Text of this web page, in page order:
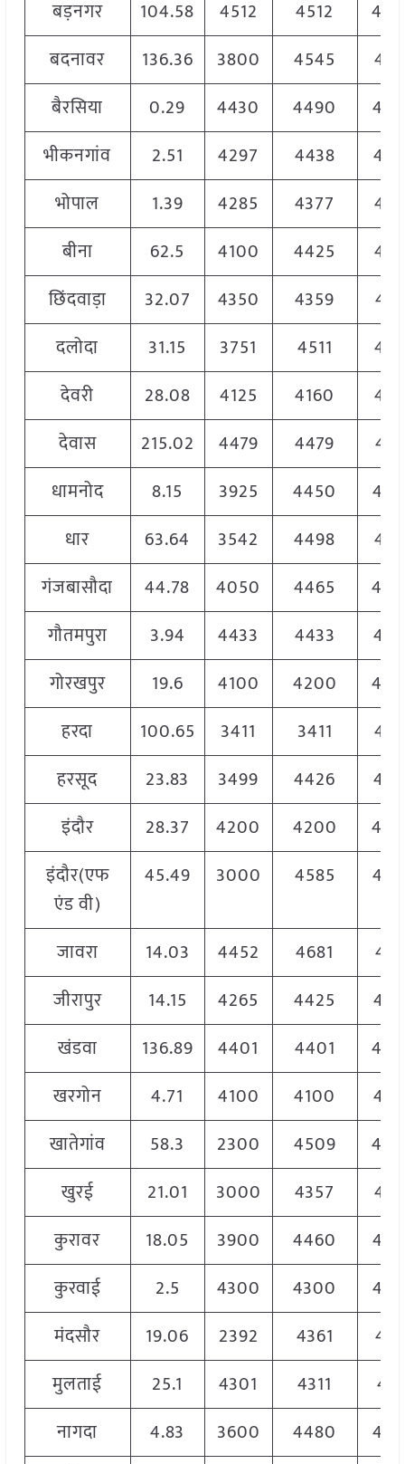
बड़नगर 104.58 4512 4512
बदनावर
136.36 3800 4545
बैरसिया
0.29 4430 4490
भीकनगांव
2.51 4297 4438
भोपाल
1.39 4285 4377
बीना
62.5 4100 4425
छिंदवाड़ा
32.07 4350 4359
दलोदा
31.15 3751 4511
देवरी
28.08 4125 4160
देवास
215.02 4479 4479
धामनोद
8.15 3925 4450
धार
63.64 3542 4498
गंजबासौदा
44.78 4050 4465
गौतमपुरा
3.94 4433 4433
गोरखपुर
19.6 4100 4200
हरदा
100.65 3411 3411
हरसूद
23.83 3499 4426
इंदौर
28.37 4200 4200
इंदौर(एफ
एंड वी)
45.49 3000 4585
जावरा 14.03 4452 4681
जीरापुर
14.15 4265 4425
खंडवा
136.89 4401 4401
खरगोन
4.71 4100 4100
खातेगांव
58.3 2300 4509
खुरई
21.01 3000 4357
कुरावर
18.05 3900 4460
कुरवाई
2.5 4300 4300
मंदसौर
19.06 2392 4361
मुलताई
25.1 4301 4311
नागदा
4.83 3600 4480